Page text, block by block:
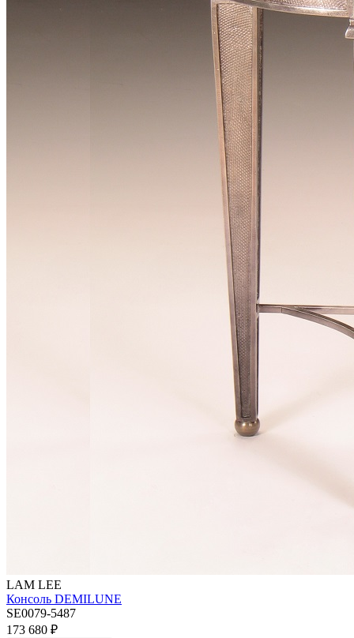
LAM LEE
Консоль DEMILUNE
SE0079-5487
173 680 ₽